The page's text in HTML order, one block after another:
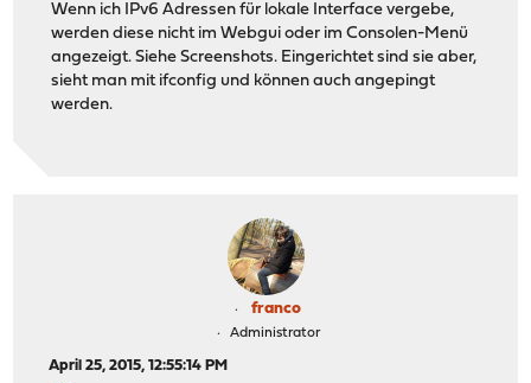
Wenn ich IPv6 Adressen für lokale Interface vergebe,
werden diese nicht im Webgui oder im Consolen-Menü
angezeigt. Siehe Screenshots. Eingerichtet sind sie aber,
sieht man mit ifconfig und können auch angepingt
werden.
franco
Administrator
April 25, 2015, 12:55:14 PM